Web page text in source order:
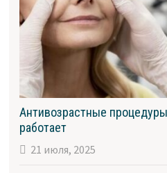
Антивозрастные
работает
21 июля, 2025